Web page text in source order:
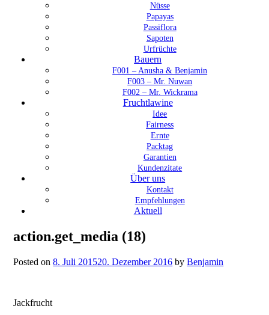
Nüsse
Papayas
Passiflora
Sapoten
Urfrüchte
Bauern
F001 – Anusha & Benjamin
F003 – Mr. Nuwan
F002 – Mr. Wickrama
Fruchtlawine
Idee
Fairness
Ernte
Packtag
Garantien
Kundenzitate
Über uns
Kontakt
Empfehlungen
Aktuell
action.get_media (18)
Posted on8. Juli 201520. Dezember 2016 byBenjamin
Jackfrucht